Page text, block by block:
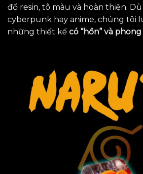
đổ resin, tô màu và hoàn thiện.
cyberpunk hay anime, chúng tôi
những thiết kế có “hồn” và